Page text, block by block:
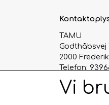
TAMU
Godthåbsvej
2000
Telefon:
CVR: 29124345
Vi